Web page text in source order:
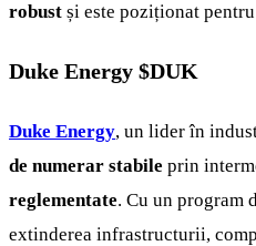
robust și este poziționat
Duke Energy $DUK
Duke Energy, un lider în
de numerar stabile prin
reglementate. Cu un program
extinderea infrastructurii,